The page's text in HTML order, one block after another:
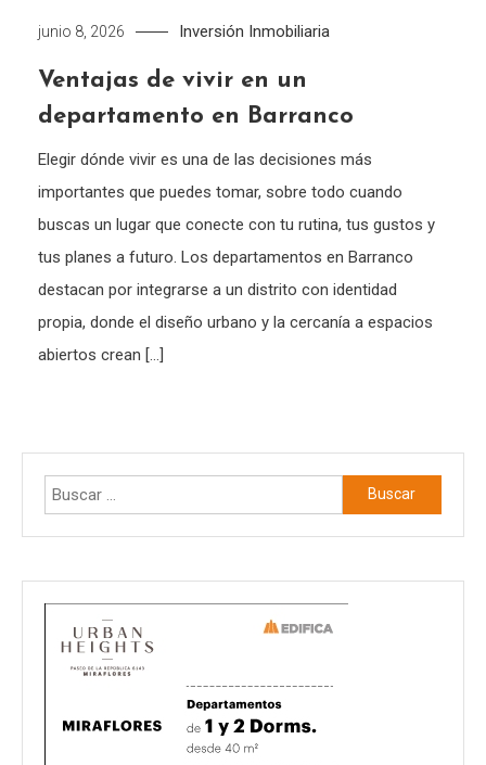
junio 8, 2026 Inversión Inmobiliaria
Ventajas de vivir en un
departamento en Barranco
Elegir dónde vivir es una de las decisiones más
importantes que puedes tomar, sobre todo cuando
buscas un lugar que conecte con tu rutina, tus gustos y
tus planes a futuro. Los departamentos en Barranco
destacan por integrarse a un distrito con identidad
propia, donde el diseño urbano y la cercanía a espacios
abiertos crean […]
Buscar: